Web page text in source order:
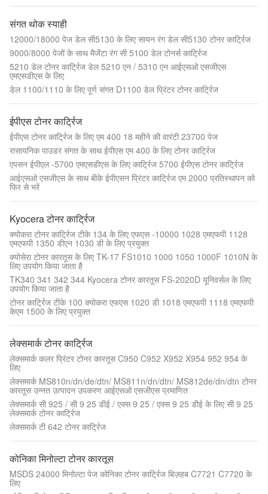
संगत थोक स्याही
12000/18000 पेज डेल सी5130 के लिए सायन रंग डेल सी5130 टोनर कार्ट्रिज
9000/8000 पेजों के साथ मैजेंटा रंग सी 5100 डेल टोनर्स कार्ट्रिज
5210 डेल टोनर कार्ट्रिज डेल 5210 एन / 5310 एन आईएसओ एसजीएस
एमएसडीएस के लिए
डेल 1100/1110 के लिए पूर्ण संगत D1100 डेल प्रिंटर टोनर कार्ट्रिज
ईपीएस टोनर कार्ट्रिज
ईपीएस टोनर कार्ट्रिज के लिए एम 400 18 महीने की वारंटी 23700 पेज
रासायनिक पाउडर संगत के साथ ईपीएस एम 400 के लिए टोनर कार्ट्रिज
एपसन ईपीएल -5700 एमएसडीएस के लिए कार्ट्रिज 5700 ईपीएस टोनर कार्ट्रिज
आईएसओ एसजीएस के साथ बीके ईपीएसन प्रिंटर कार्ट्रिज एम 2000 प्रतिस्थापन को
फिर से भरें
Kyocera टोनर कार्ट्रिज
क्योकरा टोनर कार्ट्रिज टीके 134 के लिए एफएस -10000 1028 एमएफपी 1128
एमएफपी 1350 डीएन 1030 डी के लिए प्रयुक्त
क्योसेरा टोनर कारतूस के लिए TK-17 FS1010 1000 1050 1000F 1010N के
लिए उपयोग किया जाता है
TK340 341 342 344 Kyocera टोनर कारतूस FS-2020D यूनिवर्सल के लिए
उपयोग किया जाता है
टोनर कार्ट्रिज टीके 100 क्योकरा एफएस 1020 डी 1018 एमएफपी 1118 एमएफपी
केएम 1500 के लिए प्रयुक्त
लेक्समार्क टोनर कार्ट्रिज
लेक्समार्क कलर प्रिंटर टोनर कारतूस C950 C952 X952 X954 952 954 के
लिए
लेक्समार्क MS810n/dn/de/dtn/ MS811n/dn/dtn/ MS812de/dn/dtn टोनर
कारतूस उन्नत उत्पादन उपकरण आईएसओ एसजीएस प्रमाणित
लेक्समार्क सी 925 / सी 9 25 डीई / एक्स 9 25 / एक्स 9 25 डीई के लिए सी 9 25
लेक्समार्क टोनर कार्ट्रिज
लेक्समार्क टी 642 टोनर कार्ट्रिज
कोनिका मिनोल्टा टोनर कारतूस
MSDS 24000 मिनोल्टा पेज कोनि‍का टोनर कार्ट्रिज बिज़हब C7721 C7720 के
लिए